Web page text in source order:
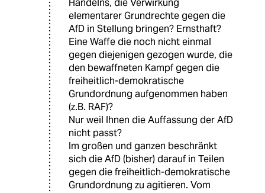
Handelns, die Verwirkung
elementarer Grundrechte gegen die
AfD in Stellung bringen? Ernsthaft?
Eine Waffe die noch nicht einmal
gegen diejenigen gezogen wurde, die
den bewaffneten Kampf gegen die
freiheitlich-demokratische
Grundordnung aufgenommen haben
(z.B. RAF)?
Nur weil Ihnen die Auffassung der AfD
nicht passt?
Im großen und ganzen beschränkt
sich die AfD (bisher) darauf in Teilen
gegen die freiheitlich-demokratische
Grundordnung zu agitieren. Vom